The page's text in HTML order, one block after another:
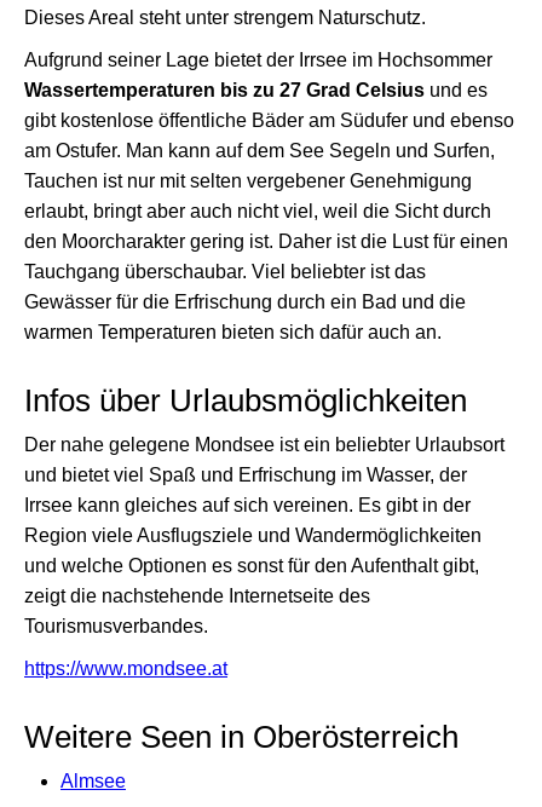
Dieses Areal steht unter strengem Naturschutz.
Aufgrund seiner Lage bietet der Irrsee im Hochsommer
Wassertemperaturen bis zu 27 Grad Celsius und es
gibt kostenlose öffentliche Bäder am Südufer und ebenso
am Ostufer. Man kann auf dem See Segeln und Surfen,
Tauchen ist nur mit selten vergebener Genehmigung
erlaubt, bringt aber auch nicht viel, weil die Sicht durch
den Moorcharakter gering ist. Daher ist die Lust für einen
Tauchgang überschaubar. Viel beliebter ist das
Gewässer für die Erfrischung durch ein Bad und die
warmen Temperaturen bieten sich dafür auch an.
Infos über Urlaubsmöglichkeiten
Der nahe gelegene Mondsee ist ein beliebter Urlaubsort
und bietet viel Spaß und Erfrischung im Wasser, der
Irrsee kann gleiches auf sich vereinen. Es gibt in der
Region viele Ausflugsziele und Wandermöglichkeiten
und welche Optionen es sonst für den Aufenthalt gibt,
zeigt die nachstehende Internetseite des
Tourismusverbandes.
https://www.mondsee.at
Weitere Seen in Oberösterreich
Almsee